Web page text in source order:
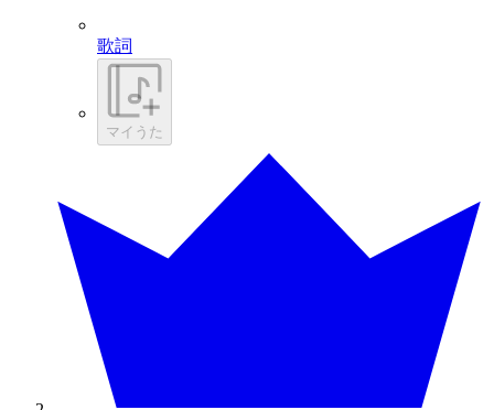
歌詞
マイうた